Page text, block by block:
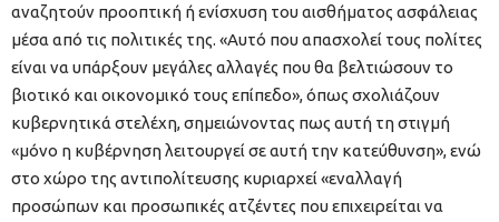
αναζητούν προοπτική ή ενίσχυση του αισθήματος ασφάλειας
μέσα από τις πολιτικές της. «Αυτό που απασχολεί τους πολίτες
είναι να υπάρξουν μεγάλες αλλαγές που θα βελτιώσουν το
βιοτικό και οικονομικό τους επίπεδο», όπως σχολιάζουν
κυβερνητικά στελέχη, σημειώνοντας πως αυτή τη στιγμή
«μόνο η κυβέρνηση λειτουργεί σε αυτή την κατεύθυνση», ενώ
στο χώρο της αντιπολίτευσης κυριαρχεί «εναλλαγή
προσώπων και προσωπικές ατζέντες που επιχειρείται να